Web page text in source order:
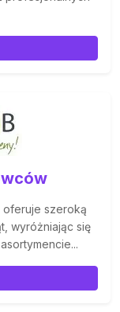
oferuje szeroką
wyróżniając się